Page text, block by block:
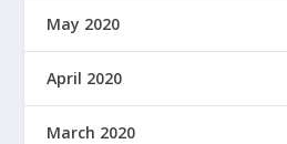
May 2020
April 2020
March 2020